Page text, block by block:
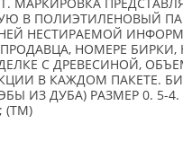
МАРКИРОВКА
В ПОЛИЭТИЛЕНОВЫЙ
НЕСТИРАЕМОЙ
НОМЕРЕ БИРКИ,
С ДРЕВЕСИНОЙ,
В КАЖДОМ ПАКЕТЕ.
ИЗ ДУБА) РАЗМЕР 0. 5-4.
(TM)